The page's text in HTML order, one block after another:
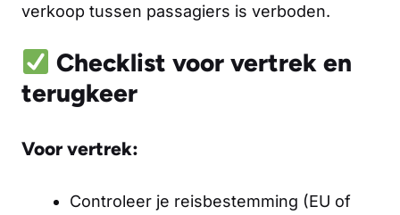
verkoop tussen passagiers is verboden.
Checklist voor vertrek en
terugkeer
Voor vertrek:
Controleer je reisbestemming (EU of